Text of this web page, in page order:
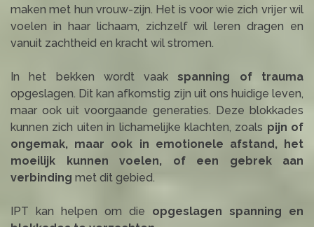
maken met hun vrouw-zijn. Het is voor wie zich vrijer wil
voelen in haar lichaam, zichzelf wil leren dragen en
vanuit zachtheid en kracht wil stromen.
In het bekken wordt vaakspanning of trauma
opgeslagen. Dit kan afkomstig zijn uit ons huidige leven,
maar ook uit voorgaande generaties. Deze blokkades
kunnen zich uiten in lichamelijke klachten, zoals pijn of
ongemak, maar ook in emotionele afstand, het
moeilijk kunnen voelen, of een gebrek aan
verbinding met dit gebied.
IPT kan helpen om die opgeslagen spanning en